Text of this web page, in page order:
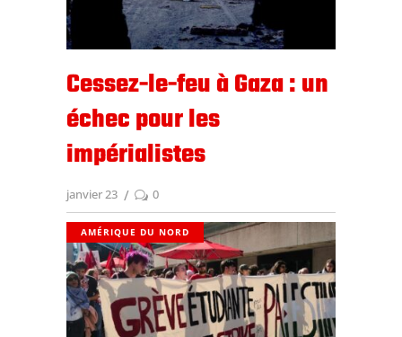
Cessez-le-feu à Gaza : un
échec pour les
impérialistes
janvier 23 0
AMÉRIQUE DU NORD